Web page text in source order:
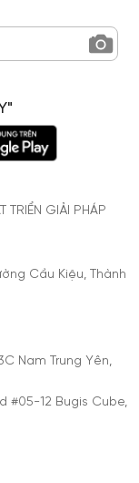
TRIỂN GIẢI PHÁP
Cầu Kiệu, Thành
Nam Trung Yên,
#05-12 Bugis Cube,